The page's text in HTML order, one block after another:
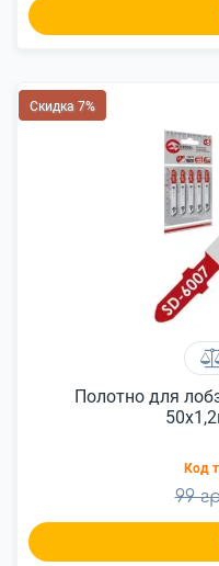
Скидка 7%
Полотно для
Код
99